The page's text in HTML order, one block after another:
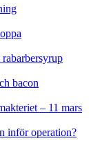
bacon
– 11 mars
inför operation?